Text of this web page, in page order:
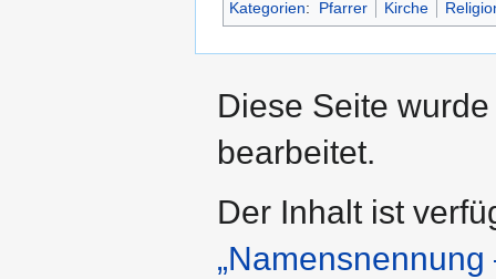
Kategorien: Pfarrer Kirche
Diese Seite
bearbeitet.
Der Inhalt ist